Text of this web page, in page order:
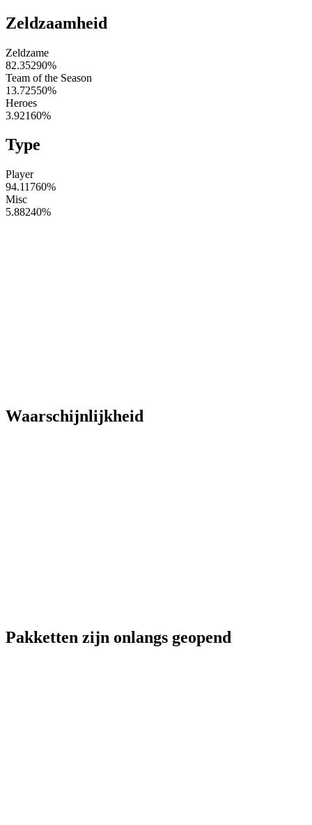
Zeldzaamheid
Zeldzame
82.35290%
Team of the Season
13.72550%
Heroes
3.92160%
Type
Player
94.11760%
Misc
5.88240%
Waarschijnlijkheid
Pakketten zijn onlangs geopend